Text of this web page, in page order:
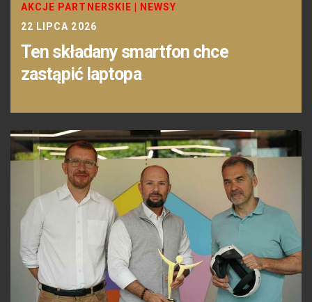
AKCJE PARTNERSKIE
NEWSY
22 LIPCA 2026
Ten składany smartfon chce
zastąpić laptopa